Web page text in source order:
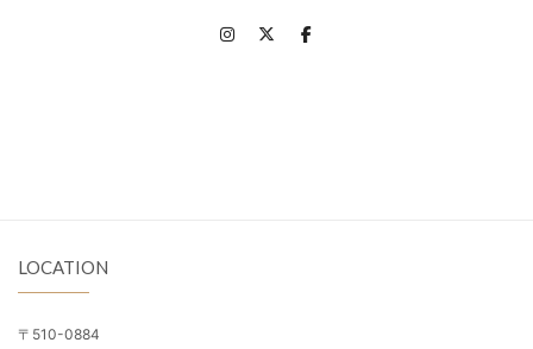
LOCATION
〒510-0884